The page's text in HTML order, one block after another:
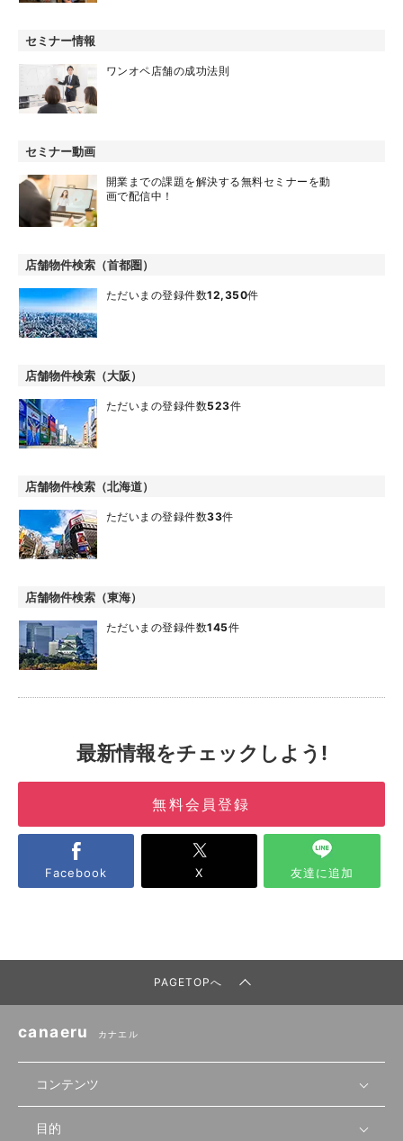
セミナー情報
ワンオペ店舗の成功法則
セミナー動画
開業までの課題を解決する無料セミナーを動
画で配信中！
店舗物件検索（首都圏）
ただいまの登録件数12,350件
店舗物件検索（大阪）
ただいまの登録件数523件
店舗物件検索（北海道）
ただいまの登録件数33件
店舗物件検索（東海）
ただいまの登録件数145件
最新情報をチェックしよう!
無料会員登録
Facebook X 友達に追加
PAGETOPへ
canaeru カナエル
コンテンツ
無料開業相談
目的